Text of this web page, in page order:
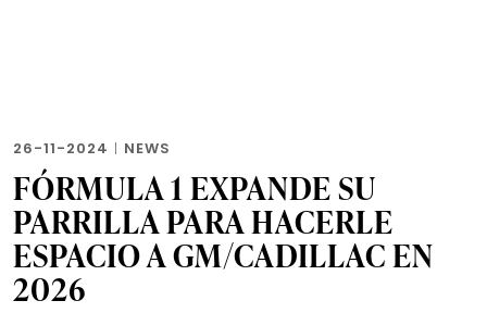
26-11-2024 | NEWS
FÓRMULA 1 EXPANDE SU
PARRILLA PARA HACERLE
ESPACIO A GM/CADILLAC EN
2026